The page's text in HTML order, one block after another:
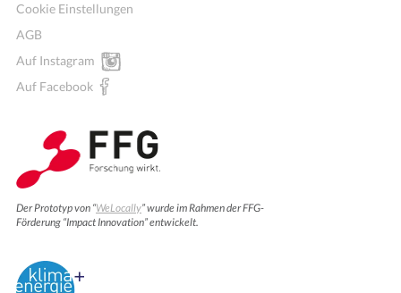
Cookie Einstellungen
AGB
Auf Instagram
Auf Facebook
Der Prototyp von “WeLocally” wurde im Rahmen der FFG-
Förderung “Impact Innovation” entwickelt.